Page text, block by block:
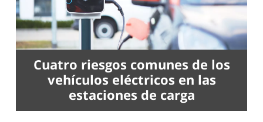
Cuatro riesgos comunes de los
vehículos eléctricos en las
estaciones de carga